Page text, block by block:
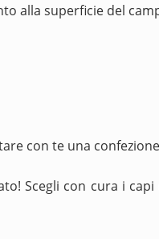
alla superficie del
con te una
Scegli con cura i